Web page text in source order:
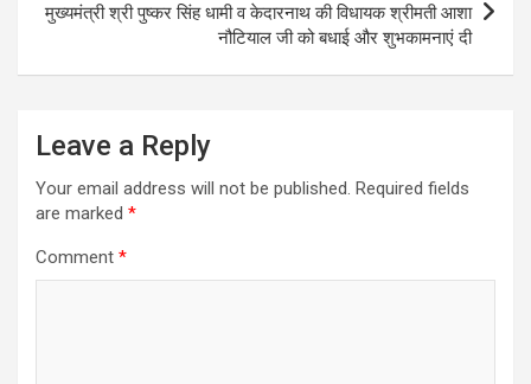
मुख्यमंत्री श्री पुष्कर सिंह धामी व केदारनाथ की विधायक श्रीमती आशा
नौटियाल जी को बधाई और शुभकामनाएं दी
Leave a Reply
Your email address will not be published. Required fields
are marked *
Comment *